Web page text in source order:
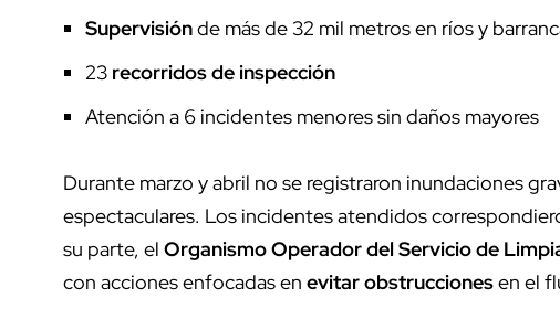
Supervisiónde más de 32 mil metros en ríos y
23 recorridos de inspección
Atención a 6 incidentes menores sin daños mayores
Durante marzo y abril no se registraron inundaciones
espectaculares. Los incidentes atendidos
su parte, el Organismo Operador del Servicio de
con acciones enfocadas en evitar obstruccionesen el